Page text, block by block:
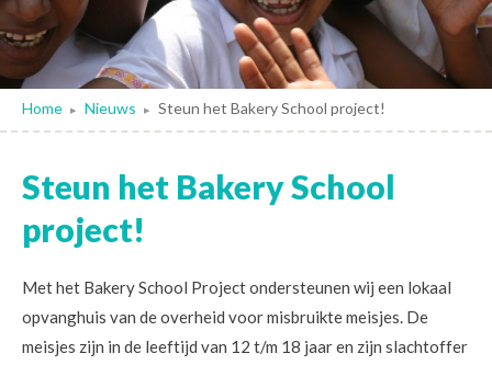
Home ▸ Nieuws ▸ Steun het Bakery School project!
Steun het Bakery School
project!
Met het Bakery School Project ondersteunen wij een lokaal
opvanghuis van de overheid voor misbruikte meisjes. De
meisjes zijn in de leeftijd van 12 t/m 18 jaar en zijn slachtoffer